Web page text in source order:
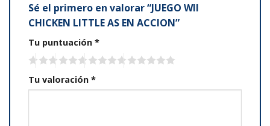
Sé el primero en valorar “JUEGO WII
CHICKEN LITTLE AS EN ACCION”
Tu puntuación *
Tu valoración *